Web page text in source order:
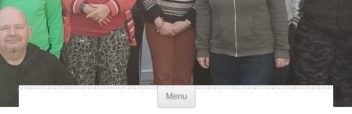
Každý člověk má svou hodnotu
Menu Přejít k obsahu webu